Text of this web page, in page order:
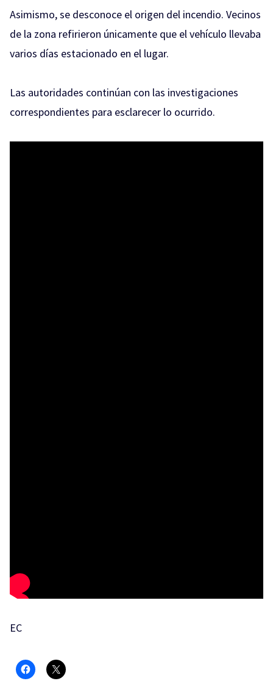
Asimismo, se desconoce el origen del incendio. Vecinos
de la zona refirieron únicamente que el vehículo llevaba
varios días estacionado en el lugar.
Las autoridades continúan con las investigaciones
correspondientes para esclarecer lo ocurrido.
EC